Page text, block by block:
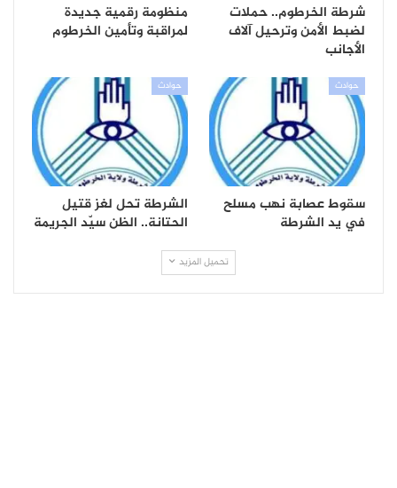
شرطة الخرطوم.. حملات
لضبط الأمن وترحيل آلاف
الأجانب
منظومة رقمية جديدة
لمراقبة وتأمين الخرطوم
حوادث
سقوط عصابة نهب مسلح
في يد الشرطة
حوادث
الشرطة تحل لغز قتيل
الحتانة.. الظن سيّد الجريمة
تحميل المزيد